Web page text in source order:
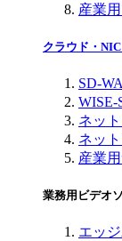
産業
クラウド・
SD-
WISE-
ネッ
ネッ
産業
業務用ビデオ
エッ